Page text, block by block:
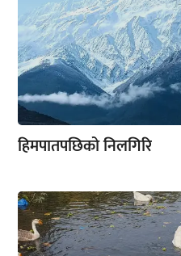
हिमपातपछिको निलगिरि